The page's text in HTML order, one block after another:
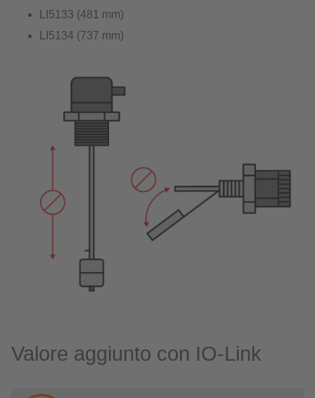
LI5133 (481 mm)
LI5134 (737 mm)
Valore aggiunto con IO-Link